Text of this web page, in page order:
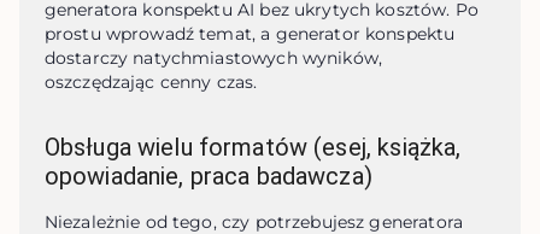
generatora konspektu AI bez ukrytych kosztów. Po
prostu wprowadź temat, a generator konspektu
dostarczy natychmiastowych wyników,
oszczędzając cenny czas.
Obsługa wielu formatów (esej, książka,
opowiadanie, praca badawcza)
Niezależnie od tego, czy potrzebujesz generatora